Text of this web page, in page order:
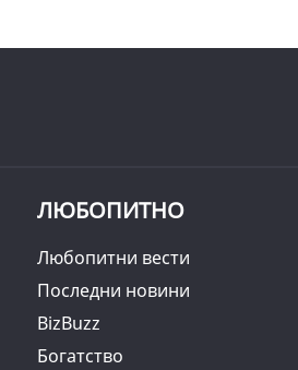
ЛЮБОПИТНО
Любопитни вести
Последни новини
BizBuzz
Богатство